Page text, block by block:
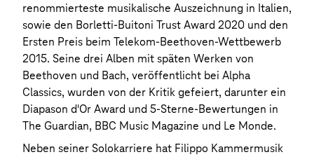
renommierteste musikalische Auszeichnung in Italien,
sowie den Borletti-Buitoni Trust Award 2020 und den
Ersten Preis beim Telekom-Beethoven-Wettbewerb
2015. Seine drei Alben mit späten Werken von
Beethoven und Bach, veröffentlicht bei Alpha
Classics, wurden von der Kritik gefeiert, darunter ein
Diapason d'Or Award und 5-Sterne-Bewertungen in
The Guardian, BBC Music Magazine und Le Monde.
Neben seiner Solokarriere hat Filippo Kammermusik